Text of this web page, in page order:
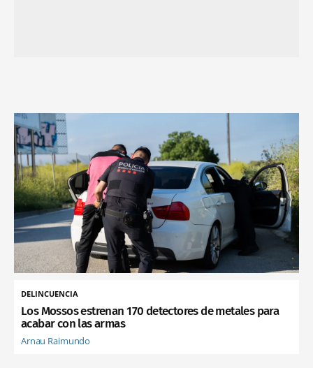
DELINCUENCIA
Los Mossos estrenan 170 detectores de metales para
acabar con las armas
Arnau Raimundo